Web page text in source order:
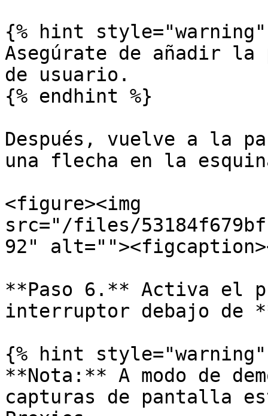
{% hint style="warning"
Asegúrate de añadir
de usuario.
{% endhint %}
Después, vuelve a la
una flecha en la
<figure><img
src="/files/
92"
**Paso 6.** Activa el
interruptor debajo de
{% hint style="warning"
**Nota:** A modo de
capturas de pantalla